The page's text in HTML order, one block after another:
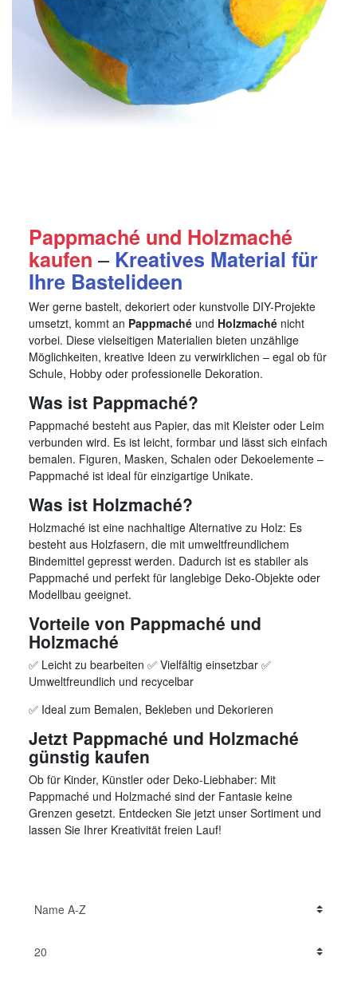
Pappmaché und Holzmaché
kaufen – Kreatives Material für
Ihre Bastelideen
Wer gerne bastelt, dekoriert oder kunstvolle DIY-Projekte
umsetzt, kommt an Pappmaché und Holzmaché nicht
vorbei. Diese vielseitigen Materialien bieten unzählige
Möglichkeiten, kreative Ideen zu verwirklichen – egal ob für
Schule, Hobby oder professionelle Dekoration.
Was ist Pappmaché?
Pappmaché besteht aus Papier, das mit Kleister oder Leim
verbunden wird. Es ist leicht, formbar und lässt sich einfach
bemalen. Figuren, Masken, Schalen oder Dekoelemente –
Pappmaché ist ideal für einzigartige Unikate.
Was ist Holzmaché?
Holzmaché ist eine nachhaltige Alternative zu Holz: Es
besteht aus Holzfasern, die mit umweltfreundlichem
Bindemittel gepresst werden. Dadurch ist es stabiler als
Pappmaché und perfekt für langlebige Deko-Objekte oder
Modellbau geeignet.
Vorteile von Pappmaché und
Holzmaché
✅ Leicht zu bearbeiten ✅ Vielfältig einsetzbar ✅
Umweltfreundlich und recycelbar
✅ Ideal zum Bemalen, Bekleben und Dekorieren
Jetzt Pappmaché und Holzmaché
günstig kaufen
Ob für Kinder, Künstler oder Deko-Liebhaber: Mit
Pappmaché und Holzmaché sind der Fantasie keine
Grenzen gesetzt. Entdecken Sie jetzt unser Sortiment und
lassen Sie Ihrer Kreativität freien Lauf!